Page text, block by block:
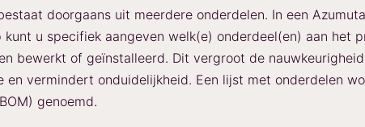
doorgaans uit meerdere onderdelen. In een
u specifiek aangeven welk(e) onderdeel(en) aan het
bewerkt of geïnstalleerd. Dit vergroot de
en vermindert onduidelijkheid. Een lijst met onderdelen
genoemd.